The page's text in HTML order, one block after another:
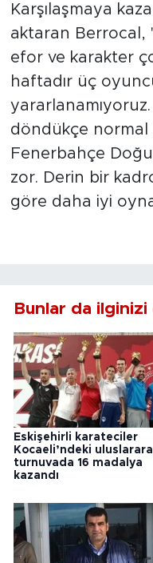
Karşılaşmaya
aktaran Berrocal,
efor ve karakter
haftadır üç
yararlanamıyoruz.
döndükçe normal
Fenerbahçe
zor. Derin bir
göre daha iyi
Bunlar da
Eskişehirli karateciler
Kocaeli’ndeki
turnuvada 16 madalya
kazandı